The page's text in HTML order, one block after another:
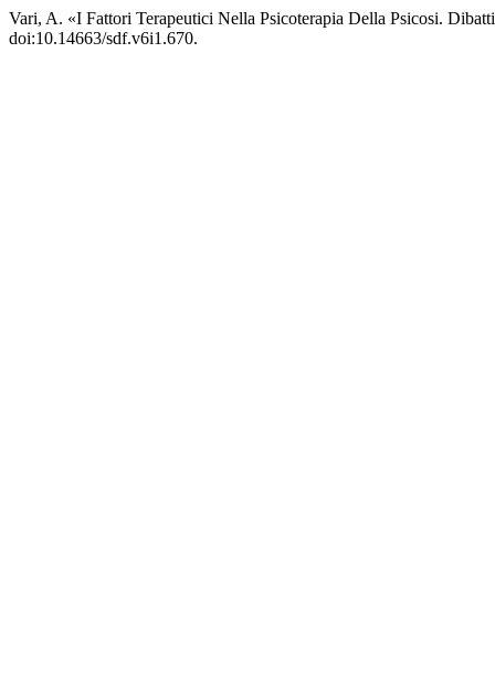
Vari, A. «I Fattori Terapeutici Nella Psicoterapia Della Psicosi.
doi:10.14663/sdf.v6i1.670.